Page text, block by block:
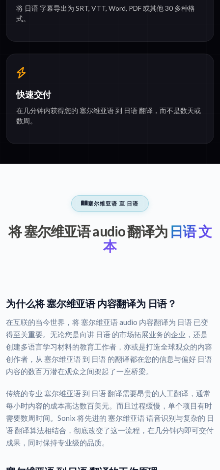
将 日语 字幕导出为 SRT, VTT, Word, PDF 或其他 30 多种格
式。
快速交付
在几分钟内获得您的 塞尔维亚语 到 日语 翻译，而不是数天或
数周。
塞尔维亚语 至 日语
将 塞尔维亚语 audio 翻译为日语 文
本
为什么将 塞尔维亚语 内容翻译为 日语？
在互联的当今世界，将 塞尔维亚语 audio 内容翻译为 日语 已变
得至关重要。无论您是向讲 日语 的市场拓展业务的企业，还是
创建多语言学习材料的教育工作者，亦或是打造全球观众的内容
创作者，从 塞尔维亚语 到 日语 的翻译都在您的信息与偏好 日语
内容的数百万潜在观众之间架起了一座桥梁。
传统的专业 塞尔维亚语 到 日语 翻译需要昂贵的人工翻译，通常
每小时内容的成本高达数百美元。而且过程缓慢，单个项目有时
需要数周时间。Sonix 将先进的 塞尔维亚语 语音识别与复杂的 日
语 翻译算法相结合，彻底改变了这一流程，在几分钟内即可交付
成果，同时保持专业级的品质。